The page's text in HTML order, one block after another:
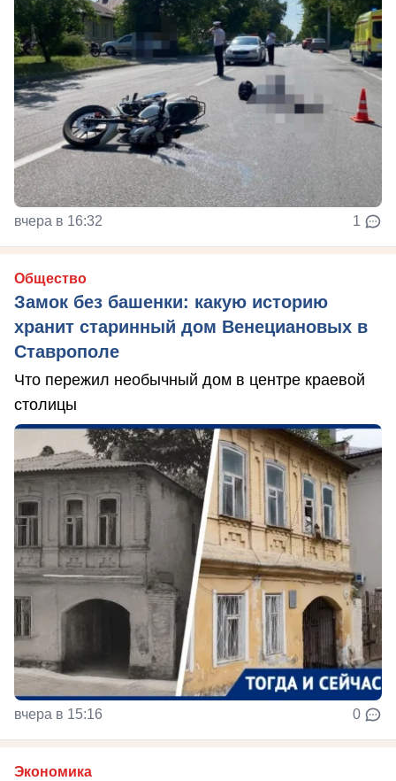
вчера в 16:32 1
Общество
Замок без башенки: какую историю
хранит старинный дом Венециановых в
Ставрополе
Что пережил необычный дом в центре краевой
столицы
вчера в 15:16 0
Экономика